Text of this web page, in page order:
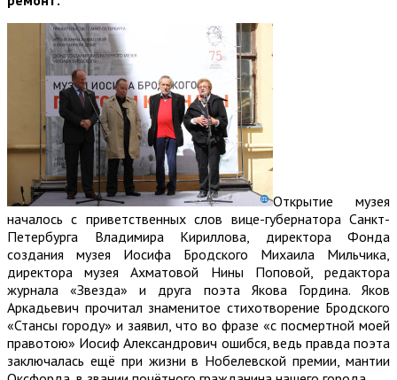
Открытие музея
началось с приветственных слов вице-губернатора Санкт-
Петербурга Владимира Кириллова, директора Фонда
создания музея Иосифа Бродского Михаила Мильчика,
директора музея Ахматовой Нины Поповой, редактора
журнала «Звезда» и друга поэта Якова Гордина. Яков
Аркадьевич прочитал знаменитое стихотворение Бродского
«Стансы городу» и заявил, что во фразе «с посмертной моей
правотою» Иосиф Александрович ошибся, ведь правда поэта
заключалась ещё при жизни в Нобелевской премии, мантии